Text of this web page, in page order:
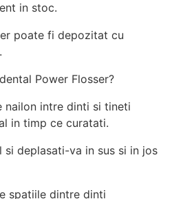
in stoc.
poate fi depozitat cu
Power Flosser?
nailon intre dinti si tineti
in timp ce curatati.
deplasati-va in sus si in jos
spatiile dintre dinti